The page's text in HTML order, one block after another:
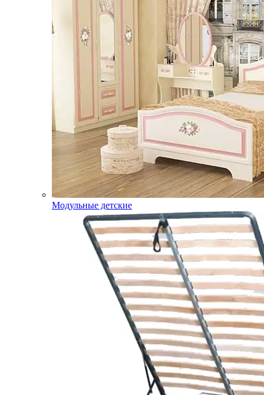
Модульные детские